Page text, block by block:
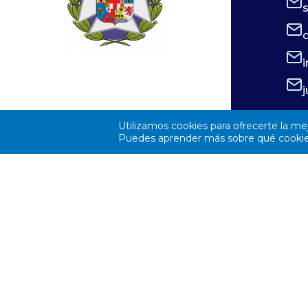
recuerdo insuperable y una lesión
irreversible. Por ello, el Consejo
General de Enfermería (CGE), junto a la
Ramón y Cajal de Madrid, han puesto en
marcha diferentes materiales
atención,
Envía tu
62 06 06 o
Utilizamos cookies para ofrecerte la
Puedes aprender más sobre qué